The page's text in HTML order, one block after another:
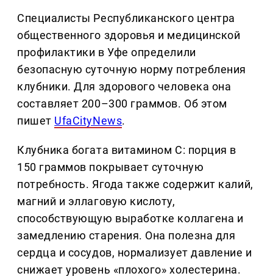
Специалисты Республиканского центра
общественного здоровья и медицинской
профилактики в Уфе определили
безопасную суточную норму потребления
клубники. Для здорового человека она
составляет 200–300 граммов. Об этом
пишет UfaCityNews.
Клубника богата витамином C: порция в
150 граммов покрывает суточную
потребность. Ягода также содержит калий,
магний и эллаговую кислоту,
способствующую выработке коллагена и
замедлению старения. Она полезна для
сердца и сосудов, нормализует давление и
снижает уровень «плохого» холестерина.